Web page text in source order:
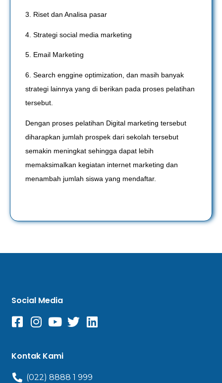
3. Riset dan Analisa pasar
4. Strategi social media marketing
5. Email Marketing
6. Search enggine optimization, dan masih banyak
strategi lainnya yang di berikan pada proses pelatihan
tersebut.
Dengan proses pelatihan Digital marketing tersebut
diharapkan jumlah prospek dari sekolah tersebut
semakin meningkat sehingga dapat lebih
memaksimalkan kegiatan internet marketing dan
menambah jumlah siswa yang mendaftar.
Social Media
Kontak Kami
(022) 8888 1 999